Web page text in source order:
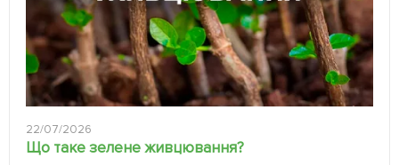
22/07/2026
Що таке зелене живцювання?